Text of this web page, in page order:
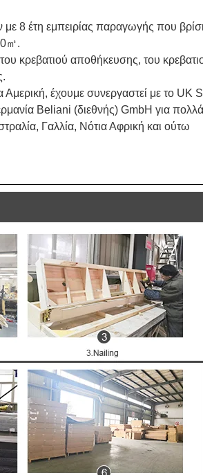
8 έτη εμπειρίας παραγωγής που
㎡.
κρεβατιού αποθήκευσης, του
έχουμε συνεργαστεί με το UK
Beliani (διεθνής) GmbH για πολλά
Γαλλία, Νότια Αφρική και ούτω